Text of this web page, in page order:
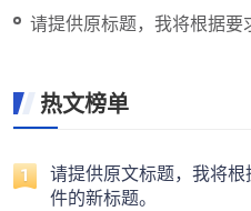
请提供原标题，我将根据要
热文榜单
请提供原文标题，我将
件的新标题。